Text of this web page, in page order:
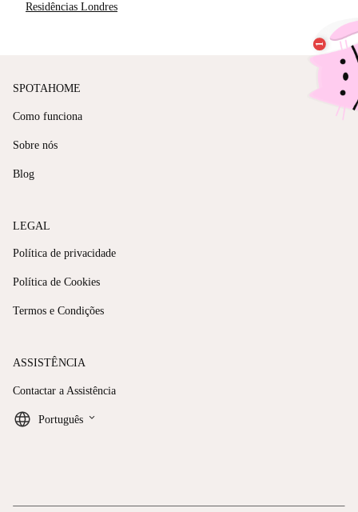
Residências Londres
SPOTAHOME
Como funciona
Sobre nós
Blog
LEGAL
Política de privacidade
Política de Cookies
Termos e Condições
ASSISTÊNCIA
Contactar a Assistência
Português keyboard_arrow_down